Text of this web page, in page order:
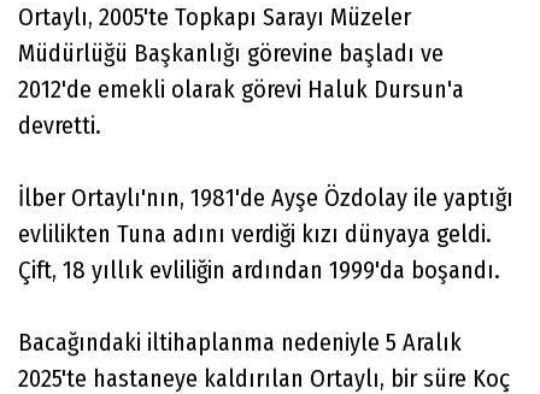
Ortaylı, 2005'te Topkapı Sarayı Müzeler
Müdürlüğü Başkanlığı görevine başladı ve
2012'de emekli olarak görevi Haluk Dursun'a
devretti.
İlber Ortaylı'nın, 1981'de Ayşe Özdolay ile yaptığı
evlilikten Tuna adını verdiği kızı dünyaya geldi.
Çift, 18 yıllık evliliğin ardından 1999'da boşandı.
Bacağındaki iltihaplanma nedeniyle 5 Aralık
2025'te hastaneye kaldırılan Ortaylı, bir süre Koç